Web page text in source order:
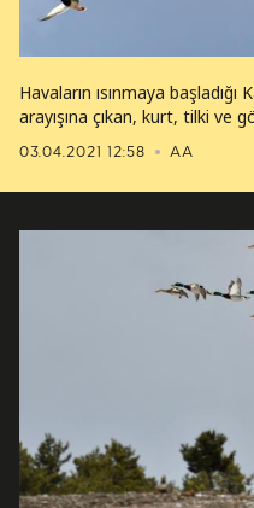
03.04.2021 12:58 AA
Havaların ısınmaya başladığı
arayışına çıkan, kurt, tilki ve